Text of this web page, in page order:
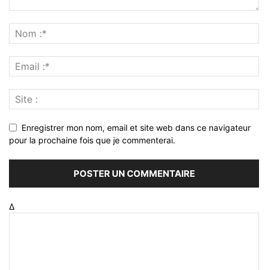
Enregistrer mon nom, email et site web dans ce navigateur
pour la prochaine fois que je commenterai.
Δ